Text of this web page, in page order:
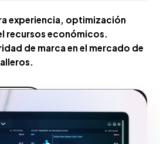
experiencia, optimización
recursos económicos.
de marca en el mercado de